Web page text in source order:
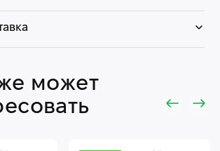
может